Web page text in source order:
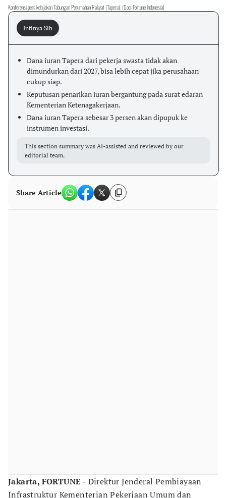
Konferensi pers kebijakan Tabungan Perumahan Rakyat (Tapera). (Doc: Fortune Indonesia)
Intinya Sih
Dana iuran Tapera dari pekerja swasta tidak akan
dimundurkan dari 2027, bisa lebih cepat jika perusahaan
cukup siap.
Keputusan penarikan iuran bergantung pada surat edaran
Kementerian Ketenagakerjaan.
Dana iuran Tapera sebesar 3 persen akan dipupuk ke
instrumen investasi.
This section summary was AI-assisted and reviewed by our
editorial team.
Share Article
Jakarta, FORTUNE - Direktur Jenderal Pembiayaan
Infrastruktur Kementerian Pekerjaan Umum dan